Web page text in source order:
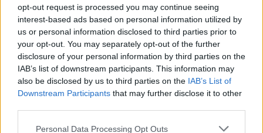
opt-out request is processed you may continue seeing
interest-based ads based on personal information utilized by
us or personal information disclosed to third parties prior to
your opt-out. You may separately opt-out of the further
disclosure of your personal information by third parties on the
IAB’s list of downstream participants. This information may
also be disclosed by us to third parties on the IAB’s List of
Downstream Participants that may further disclose it to other
Personal Data Processing Opt Outs